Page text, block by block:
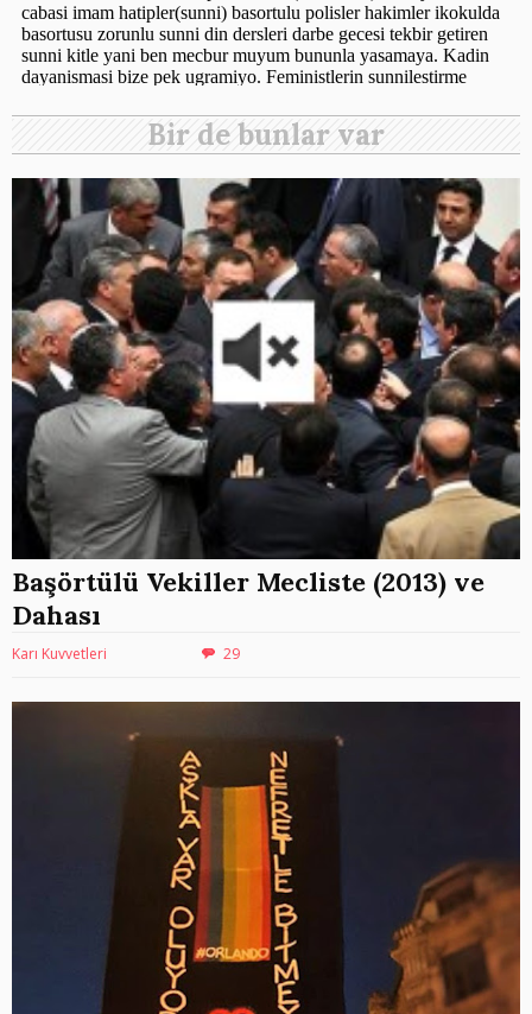
Bir de bunlar var
Başörtülü Vekiller Mecliste (2013) ve
Dahası
Karı Kuvvetleri 29